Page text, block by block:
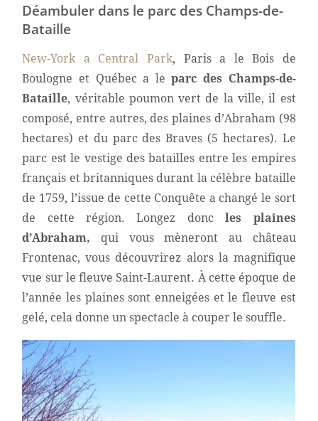
Déambuler dans le parc des Champs-de-
Bataille
New-York a Central Park, Paris a le Bois de
Boulogne et Québec a leparc des Champs-de-
Bataille, véritable poumon vert de la ville, il est
composé, entre autres, des plaines d’Abraham (98
hectares) et du parc des Braves (5 hectares). Le
parc est le vestige des batailles entre les empires
français et britanniques durant la célèbre bataille
de 1759, l’issue de cette Conquête a changé le sort
de cette région. Longez doncles plaines
d’Abraham, qui vous mèneront au château
Frontenac, vous découvrirez alors la magnifique
vue sur le fleuve Saint-Laurent. À cette époque de
l’année les plaines sont enneigées et le fleuve est
gelé, cela donne un spectacle à couper le souffle.